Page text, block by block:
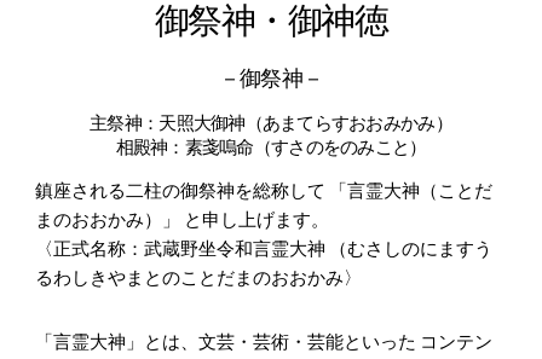
御祭神・御神徳
－御祭神－
主祭神：天照大御神（あまてらすおおみかみ）
相殿神：素戔嗚命（すさのをのみこと）
鎮座される二柱の御祭神を総称して 「言霊大神（ことだ
まのおおかみ）」 と申し上げます。
〈正式名称：武蔵野坐令和言霊大神 （むさしのにますう
るわしきやまとのことだまのおおかみ〉
「言霊大神」とは、文芸・芸術・芸能といった コンテン